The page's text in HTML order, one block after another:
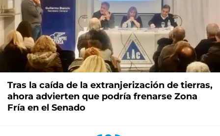
Tras la caída de la extranjerización de tierras,
ahora advierten que podría frenarse Zona
Fría en el Senado